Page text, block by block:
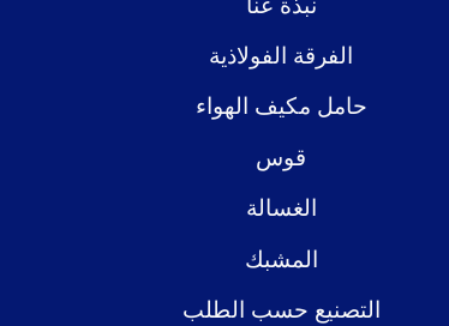
الفرقة الفولاذية
حامل مكيف الهواء
قوس
الغسالة
المشبك
التصنيع حسب الطلب